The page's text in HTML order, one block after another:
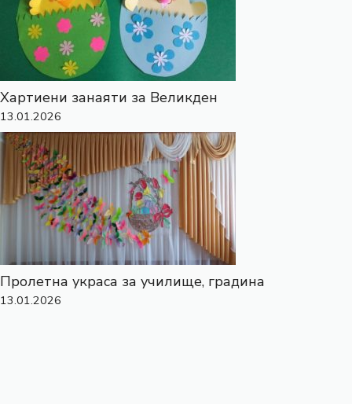
Хартиени занаяти за Великден
13.01.2026
Пролетна украса за училище, градина
13.01.2026